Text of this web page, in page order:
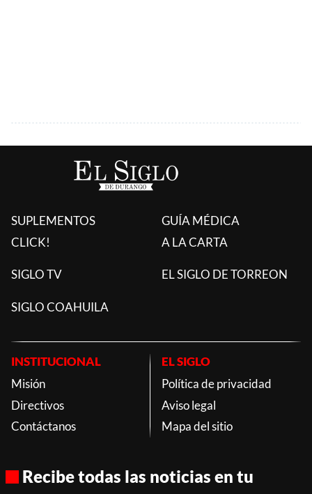
SUPLEMENTOS
CLICK!
GUÍA MÉDICA
A LA CARTA
SIGLO TV EL SIGLO DE TORREON
SIGLO COAHUILA
INSTITUCIONAL
Misión
Directivos
Contáctanos
EL SIGLO
Política de privacidad
Aviso legal
Mapa del sitio
Recibe todas las noticias en tu